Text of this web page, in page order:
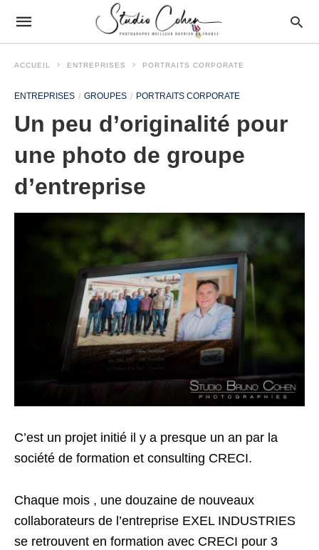
ACCUEIL ENTREPRISES PORTRAITS CORPORATE
ENTREPRISES GROUPES PORTRAITS CORPORATE
Un peu d’originalité pour
une photo de groupe
d’entreprise
C’est un projet initié il y a presque un an par la
société de formation et consulting CRECI.
Chaque mois , une douzaine de nouveaux
collaborateurs de l’entreprise EXEL INDUSTRIES
se retrouvent en formation avec CRECI pour 3